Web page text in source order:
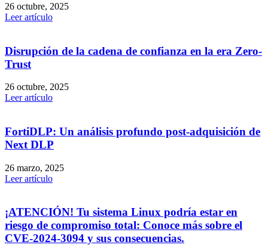
26 octubre, 2025
Leer artículo
Disrupción de la cadena de confianza en la era Zero-
Trust
26 octubre, 2025
Leer artículo
FortiDLP: Un análisis profundo post-adquisición de
Next DLP
26 marzo, 2025
Leer artículo
¡ATENCIÓN! Tu sistema Linux podría estar en
riesgo de compromiso total: Conoce más sobre el
CVE-2024-3094 y sus consecuencias.